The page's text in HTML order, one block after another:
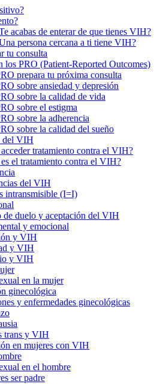
acabas de enterar de que tienes VIH?
persona cercana a ti tiene VIH?
tu consulta
los PRO (Patient-Reported Outcomes)
prepara tu próxima consulta
sobre ansiedad y depresión
sobre la calidad de vida
sobre el estigma
sobre la adherencia
sobre la calidad del sueño
del VIH
tratamiento contra el VIH?
el tratamiento contra el VIH?
del VIH
intransmisible (I=I)
de duelo y aceptación del VIH
y emocional
y VIH
y VIH
y VIH
en la mujer
ginecológica
y enfermedades ginecológicas
trans y VIH
en mujeres con VIH
en el hombre
ser padre